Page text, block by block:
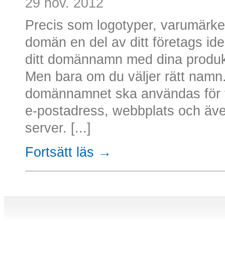
Precis som logotyper,
domän en del av ditt företags
ditt domännamn med dina
Men bara om du väljer rätt
domännamnet ska användas
e-postadress, webbplats och
server. [...]
Fortsätt läs →